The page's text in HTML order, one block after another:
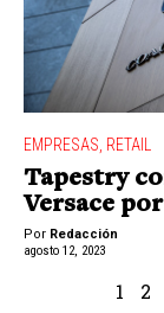
EMPRESAS RETAIL
Tapestry
Versace
Por Redacción
agosto 12, 2023
1 2